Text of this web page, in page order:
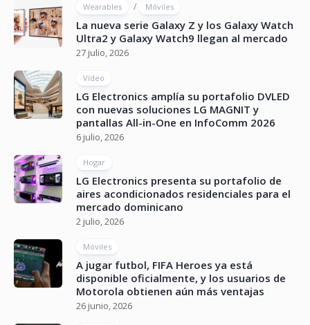
Wearables / Móviles
La nueva serie Galaxy Z y los Galaxy Watch
Ultra2 y Galaxy Watch9 llegan al mercado
27 julio, 2026
Vídeo
LG Electronics amplía su portafolio DVLED
con nuevas soluciones LG MAGNIT y
pantallas All-in-One en InfoComm 2026
6 julio, 2026
Hogar
LG Electronics presenta su portafolio de
aires acondicionados residenciales para el
mercado dominicano
2 julio, 2026
Móviles
A jugar futbol, FIFA Heroes ya está
disponible oficialmente, y los usuarios de
Motorola obtienen aún más ventajas
26 junio, 2026